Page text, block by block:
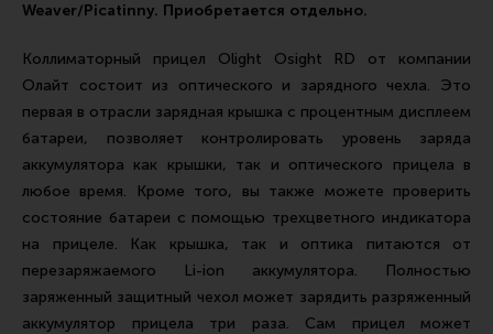
Релоадинг
Линия Огня Медиа
Все разделы
Новости
Обзоры
Фотоотчеты
Weaver/Picatinny. Приобретается отдельно.
Коллиматорный прицел Olight Osight RD от компании
Олайт состоит из оптического и зарядного чехла. Это
первая в отрасли зарядная крышка с процентным дисплеем
батареи, позволяет контролировать уровень заряда
аккумулятора как крышки, так и оптического прицела в
любое время. Кроме того, вы также можете проверить
состояние батареи с помощью трехцветного индикатора
на прицеле. Как крышка, так и оптика питаются от
перезаряжаемого Li-ion аккумулятора. Полностью
заряженный защитный чехол может зарядить разряженный
аккумулятор прицела три раза. Сам прицел может